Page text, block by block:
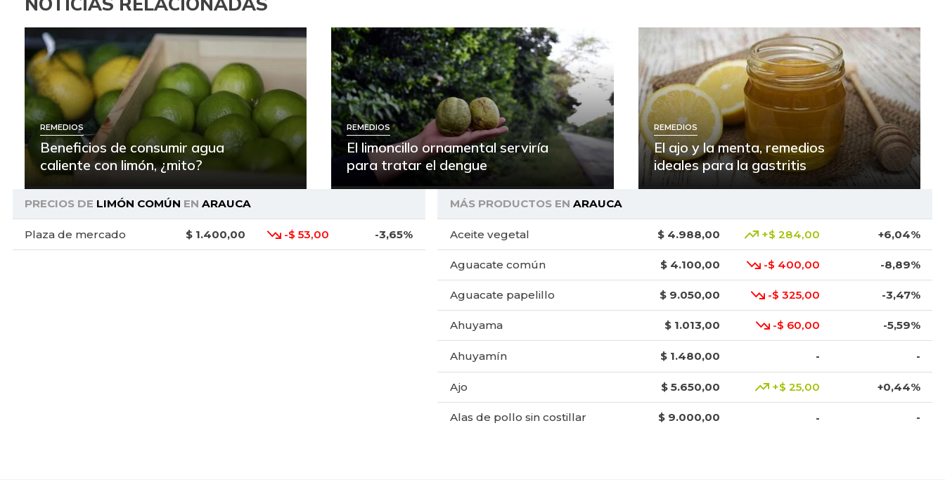
REMEDIOS
Beneficios de consumir agua
caliente con limón, ¿mito?
REMEDIOS
El limoncillo ornamental serviría
para tratar el dengue
REMEDIOS
El ajo y la menta, remedios
ideales para la gastritis
PRECIOS DE LIMÓN COMÚN EN ARAUCA
Plaza de mercado $ 1.400,00 -$ 53,00 -3,65%
MÁS PRODUCTOS EN ARAUCA
Aceite vegetal $ 4.988,00 +$ 284,00 +6,04%
Aguacate común $ 4.100,00 -$ 400,00 -8,89%
Aguacate papelillo $ 9.050,00 -$ 325,00 -3,47%
Ahuyama $ 1.013,00 -$ 60,00 -5,59%
Ahuyamín $ 1.480,00 - -
Ajo $ 5.650,00 +$ 25,00 +0,44%
Alas de pollo sin costillar $ 9.000,00 - -